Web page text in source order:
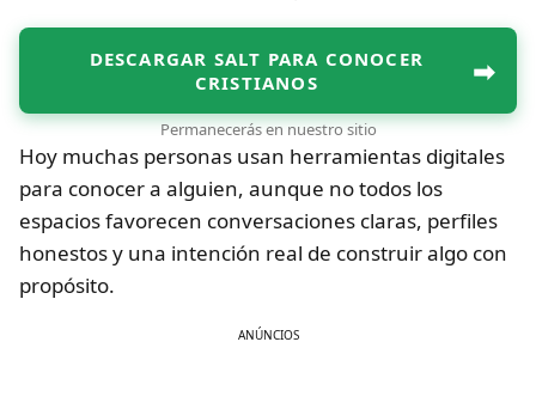
DESCARGAR SALT PARA CONOCER
CRISTIANOS
➡
Permanecerás en nuestro sitio
Hoy muchas personas usan herramientas digitales
para conocer a alguien, aunque no todos los
espacios favorecen conversaciones claras, perfiles
honestos y una intención real de construir algo con
propósito.
ANÚNCIOS